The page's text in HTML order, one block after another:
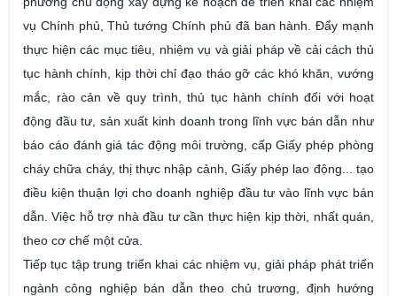
vụ Chính phủ, Thủ tướng Chính phủ đã ban hành. Đẩy mạnh
thực hiện các mục tiêu, nhiệm vụ và giải pháp về cải cách thủ
tục hành chính, kịp thời chỉ đạo tháo gỡ các khó khăn, vướng
mắc, rào cản về quy trình, thủ tục hành chính đối với hoạt
động đầu tư, sản xuất kinh doanh trong lĩnh vực bán dẫn như
báo cáo đánh giá tác động môi trường, cấp Giấy phép phòng
cháy chữa cháy, thị thực nhập cảnh, Giấy phép lao động... tạo
điều kiện thuận lợi cho doanh nghiệp đầu tư vào lĩnh vực bán
dẫn. Việc hỗ trợ nhà đầu tư cần thực hiện kịp thời, nhất quán,
theo cơ chế một cửa.
Tiếp tục tập trung triển khai các nhiệm vụ, giải pháp phát triển
ngành công nghiệp bán dẫn theo chủ trương, định hướng